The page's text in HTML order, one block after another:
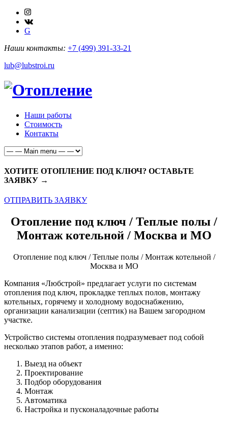
G
Наши контакты: +7 (499) 391-33-21
lub@lubstroi.ru
Наши работы
Стоимость
Контакты
ХОТИТЕ ОТОПЛЕНИЕ ПОД КЛЮЧ? ОСТАВЬТЕ
ЗАЯВКУ →
ОТПРАВИТЬ ЗАЯВКУ
Отопление под ключ / Теплые полы /
Монтаж котельной / Москва и МО
Отопление под ключ / Теплые полы / Монтаж котельной /
Москва и МО
Компания «Любстрой» предлагает услуги по системам
отопления под ключ, прокладке теплых полов, монтажу
котельных, горячему и холодному водоснабжению,
организации канализации (септик) на Вашем загородном
участке.
Устройство системы отопления подразумевает под собой
несколько этапов работ, а именно:
Выезд на объект
Проектирование
Подбор оборудования
Монтаж
Автоматика
Настройка и пусконаладочные работы